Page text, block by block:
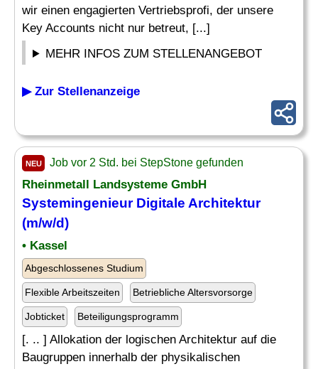
wir einen engagierten Vertriebsprofi, der unsere
Key Accounts nicht nur betreut, [...]
MEHR INFOS ZUM STELLENANGEBOT
▶ Zur Stellenanzeige
NEU Job vor 2 Std. bei StepStone gefunden
Rheinmetall Landsysteme GmbH
Systemingenieur Digitale Architektur
(m/w/d)
• Kassel
Abgeschlossenes Studium
Flexible Arbeitszeiten Betriebliche Altersvorsorge
Jobticket Beteiligungsprogramm
[. .. ] Allokation der logischen Architektur auf die
Baugruppen innerhalb der physikalischen